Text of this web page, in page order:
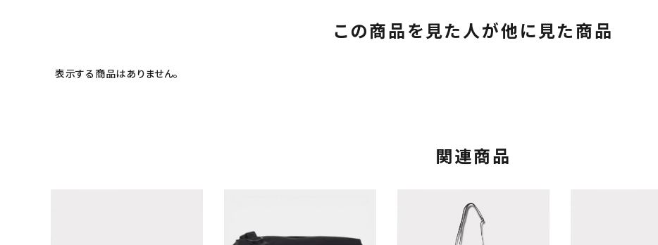
この商品を見た人が他に見た商品
表示する商品はありません。
関連商品